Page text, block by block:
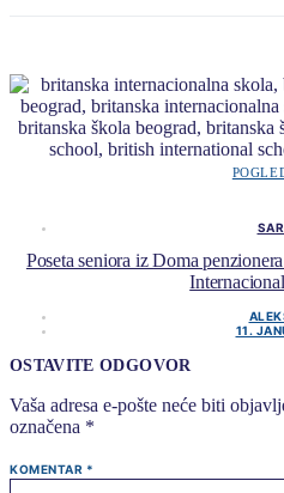
Poseta seniora iz Doma
11.
OSTAVITE ODGOVOR
Vaša adresa e-pošte neće biti
označena *
KOMENTAR *